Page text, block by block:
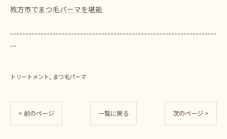
枚方市でまつ毛パーマを堪能
--------------------------------------------------------------------
--
トリートメント まつ毛パーマ
< 前のページ 一覧に戻る 次のページ >